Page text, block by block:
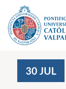
Click acá para ir
Investigación,
30 JUL